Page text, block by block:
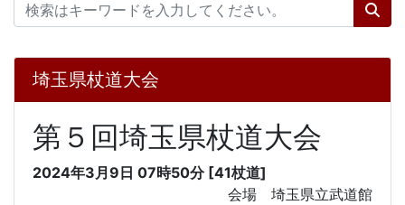
埼玉県杖道大会
第５回埼玉県杖道大会
2024年3月9日 07時50分 [41杖道]
会場 埼玉県立武道館